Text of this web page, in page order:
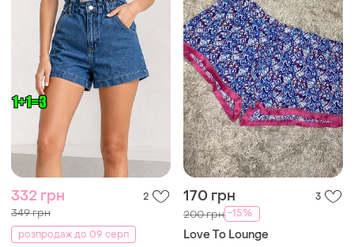
332 грн 2
349 грн
розпродаж до 09 серп
170 грн 3
200 грн -15%
Love To Lounge